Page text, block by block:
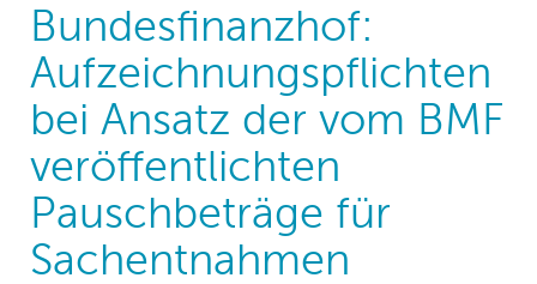
Bundesfinanzhof:
Aufzeichnungspflichten
bei Ansatz der vom BMF
veröffentlichten
Pauschbeträge für
Sachentnahmen